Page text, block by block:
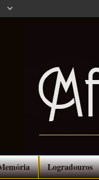
Logradouros